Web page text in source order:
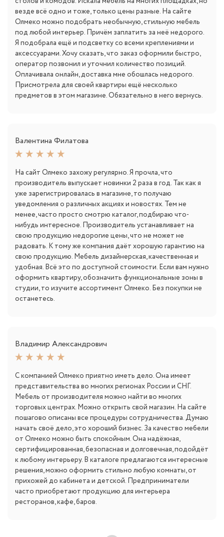
везде всё одно и тоже, только цены разные. На сайте
Олмеко можно подобрать необычную, стильную мебель
под любой интерьер. Причём заплатить за неё недорого.
Я подобрала ещё и подсветку со всеми креплениями и
аксессуарами. Хочу сказать, что заказ оформили быстро,
оператор позвонил и уточнил количество позиций.
Оплачивала онлайн, доставка мне обошлась недорого.
Присмотрела для своей квартиры ещё несколько
предметов в этом магазине. Обязательно в него вернусь.
Валентина Филатова
На сайт Олмеко захожу регулярно. Я прочла, что
производитель выпускает новинки 2 раза в год. Так как я
уже зарегистрировалась в магазине, то получаю
уведомления о различных акциях и новостях. Тем не
менее, часто просто смотрю каталог, подбираю что-
нибудь интересное. Производитель устанавливает на
свою продукцию недорогие цены, что не может не
радовать. К тому же компания даёт хорошую гарантию на
свою продукцию. Мебель дизайнерская, качественная и
удобная. Всё это по доступной стоимости. Если вам нужно
оформить квартиру, обозначить функциональные зоны в
студии, то изучите ассортимент Олмеко. Без покупки не
останетесь.
Владимир Александрович
С компанией Олмеко приятно иметь дело. Она имеет
представительства во многих регионах России и СНГ.
Мебель от производителя можно найти во многих
торговых центрах. Можно открыть свой магазин. На сайте
пошагово описаны все процедуры сотрудничества. Думаю
начать своё дело, это хороший бизнес. За качество мебели
от Олмеко можно быть спокойным. Она надёжная,
сертифицированная, безопасная и долговечная, подойдёт
к любому интерьеру. В каталоге предлагаются интересные
решения, можно оформить стильно любую комнаты, от
прихожей до кабинета и детской. Предприниматели
часто приобретают продукцию для интерьера
ресторанов, кафе, баров.